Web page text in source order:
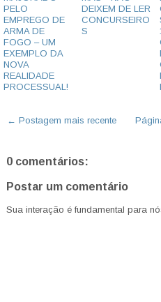
PELO
EMPREGO DE
ARMA DE
FOGO – UM
EXEMPLO DA
NOVA
REALIDADE
PROCESSUAL!
DEIXEM DE LER
CONCURSEIRO
S
← Postagem mais recente
0 comentários:
Postar um comentário
Sua interação é fundamental para